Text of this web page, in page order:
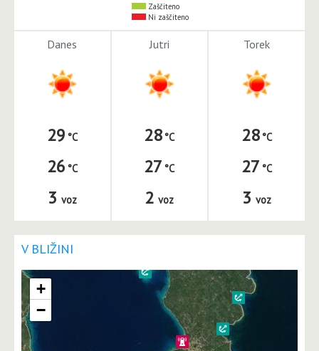
Zaščiteno
Ni zaščiteno
Danes
29
26
3 voz
Jutri
28
27
2 voz
Torek
28
27
3 voz
V BLIŽINI
+
−